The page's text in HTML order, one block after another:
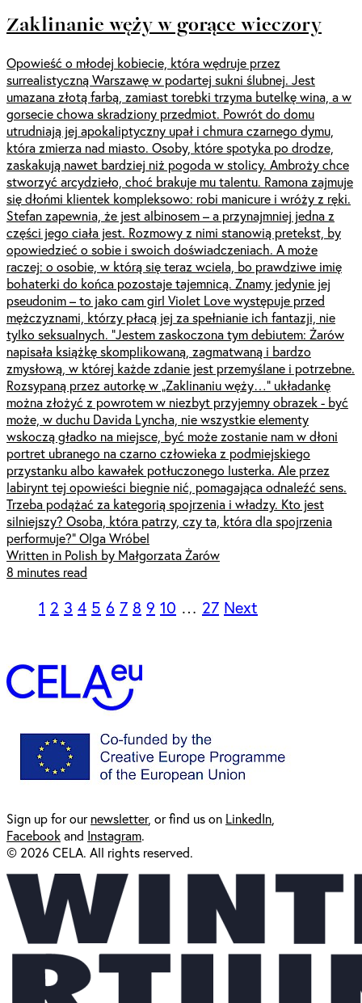
Zaklinanie węży w gorące wieczory
Opowieść o młodej kobiecie, która wędruje przez
surrealistyczną Warszawę w podartej sukni ślubnej. Jest
umazana złotą farbą, zamiast torebki trzyma butelkę wina, a w
gorsecie chowa skradziony przedmiot. Powrót do domu
utrudniają jej apokaliptyczny upał i chmura czarnego dymu,
która zmierza nad miasto. Osoby, które spotyka po drodze,
zaskakują nawet bardziej niż pogoda w stolicy. Ambroży chce
stworzyć arcydzieło, choć brakuje mu talentu. Ramona zajmuje
się dłońmi klientek kompleksowo: robi manicure i wróży z ręki.
Stefan zapewnia, że jest albinosem – a przynajmniej jedna z
części jego ciała jest. Rozmowy z nimi stanowią pretekst, by
opowiedzieć o sobie i swoich doświadczeniach. A może
raczej: o osobie, w którą się teraz wciela, bo prawdziwe imię
bohaterki do końca pozostaje tajemnicą. Znamy jedynie jej
pseudonim – to jako cam girl Violet Love występuje przed
mężczyznami, którzy płacą jej za spełnianie ich fantazji, nie
tylko seksualnych. “Jestem zaskoczona tym debiutem: Żarów
napisała książkę skomplikowaną, zagmatwaną i bardzo
zmysłową, w której każde zdanie jest przemyślane i potrzebne.
Rozsypaną przez autorkę w „Zaklinaniu węży…” układankę
można złożyć z powrotem w niezbyt przyjemny obrazek - być
może, w duchu Davida Lyncha, nie wszystkie elementy
wskoczą gładko na miejsce, być może zostanie nam w dłoni
portret ubranego na czarno człowieka z podmiejskiego
przystanku albo kawałek potłuczonego lusterka. Ale przez
labirynt tej opowieści biegnie nić, pomagająca odnaleźć sens.
Trzeba podążać za kategorią spojrzenia i władzy. Kto jest
silniejszy? Osoba, która patrzy, czy ta, która dla spojrzenia
performuje?” Olga Wróbel
Written in Polish by Małgorzata Żarów
8 minutes read
1 2 3 4 5 6 7 8 9 10 … 27 Next
Sign up for ournewsletter, or find us on LinkedIn
Facebookand Instagram.
© 2026 CELA. All rights reserved.